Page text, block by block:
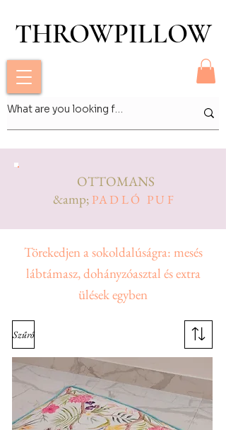
THROWPILLOW
THROWPILLOW
OTTOMANS
&amp; PADLÓ PUF
Törekedjen a sokoldalúságra: mesés
lábtámasz, dohányzóasztal és extra
ülések egyben
Szűrő